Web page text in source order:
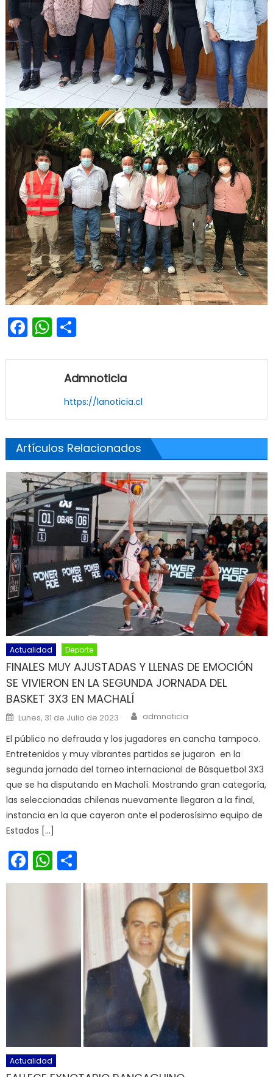
Facebook
WhatsApp
Share
Admnoticia
https://lanoticia.cl
Artículos Relacionados
Actualidad Deporte
FINALES MUY AJUSTADAS Y LLENAS DE EMOCIÓN
SE VIVIERON EN LA SEGUNDA JORNADA DEL
BASKET 3X3 EN MACHALÍ
Posted on
Lunes, 31 de Julio de 2023 Author
admnoticia
El público no defrauda y los jugadores en cancha tampoco.
Entretenidos y muy vibrantes partidos se jugaron en la
segunda jornada del torneo internacional de Básquetbol 3X3
que se ha disputando en Machalí. Mostrando gran categoría,
las seleccionadas chilenas nuevamente llegaron a la final,
instancia en la que cayeron ante el poderosísimo equipo de
Estados […]
Facebook
WhatsApp
Actualidad